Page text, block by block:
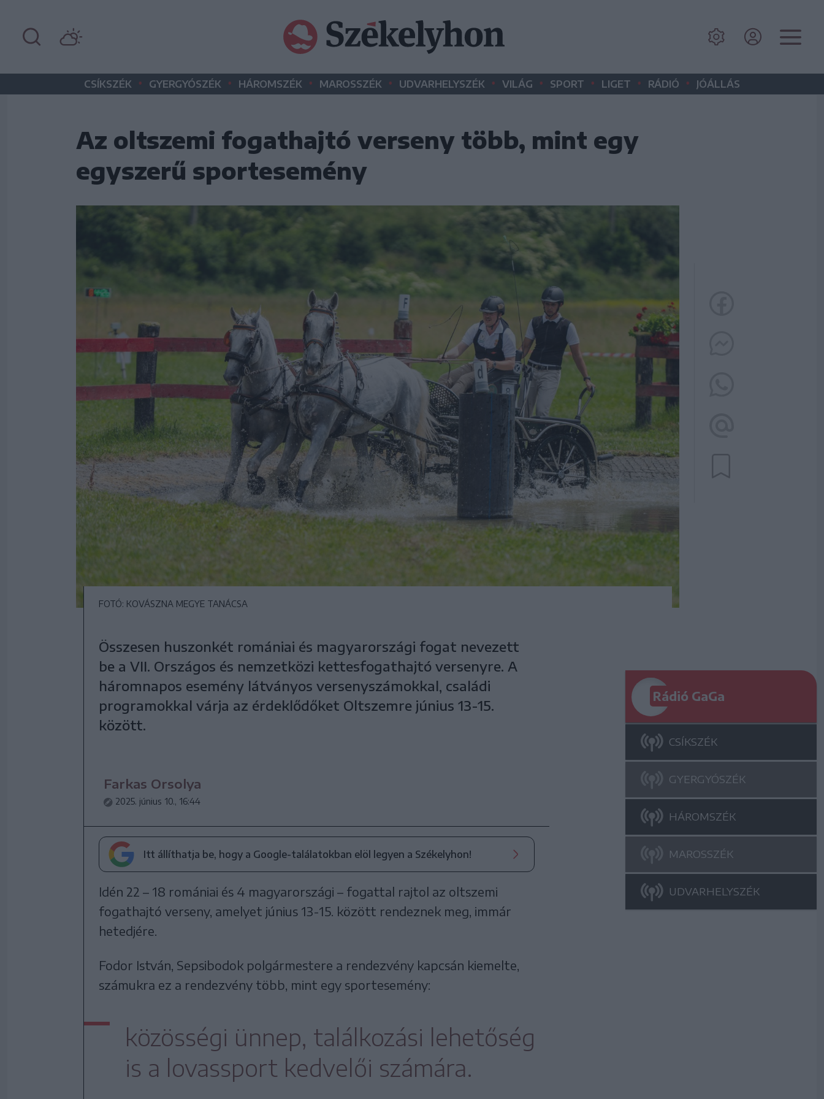
CSÍKSZÉK • GYERGYÓSZÉK • HÁROMSZÉK • MAROSSZÉK • UDVARHELYSZÉK • VILÁG • SPORT • LIGET • RÁDIÓ • JÓÁLLÁS
Az oltszemi fogathajtó verseny több, mint egy
egyszerű sportesemény
FOTÓ: KOVÁSZNA MEGYE TANÁCSA
Összesen huszonkét romániai és magyarországi fogat nevezett
be a VII. Országos és nemzetközi kettesfogathajtó versenyre. A
háromnapos esemény látványos versenyszámokkal, családi
programokkal várja az érdeklődőket Oltszemre június 13-15.
között.
Farkas Orsolya
2025. június 10., 16:44
Itt állíthatja be, hogy a Google-találatokban elöl legyen a Székelyhon!
Idén 22 – 18 romániai és 4 magyarországi – fogattal rajtol az oltszemi
fogathajtó verseny, amelyet június 13-15. között rendeznek meg, immár
hetedjére.
Fodor István, Sepsibodok polgármestere a rendezvény kapcsán kiemelte,
számukra ez a rendezvény több, mint egy sportesemény:
közösségi ünnep, találkozási lehetőség
is a lovassport kedvelői számára.
Rádió GaGa
CSÍKSZÉK
GYERGYÓSZÉK
HÁROMSZÉK
MAROSSZÉK
UDVARHELYSZÉK